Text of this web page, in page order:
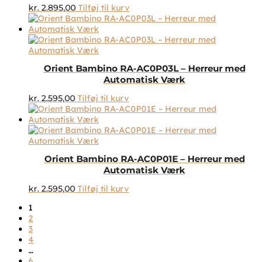
kr. 2.895,00 Tilføj til kurv
Orient Bambino RA-AC0P03L – Herreur med
Automatisk Værk
kr. 2.595,00 Tilføj til kurv
Orient Bambino RA-AC0P01E – Herreur med
Automatisk Værk
kr. 2.595,00 Tilføj til kurv
1
2
3
4
…